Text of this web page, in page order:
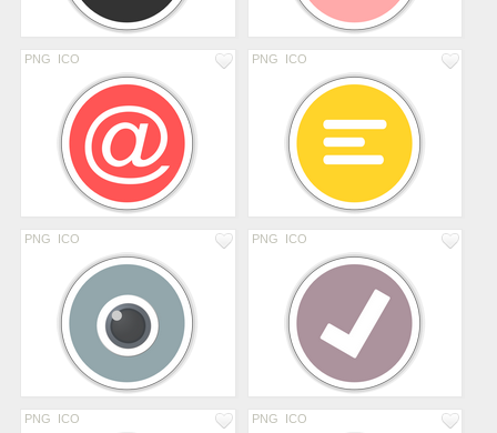
PNG ICO PNG ICO
PNG ICO PNG ICO
PNG ICO PNG ICO